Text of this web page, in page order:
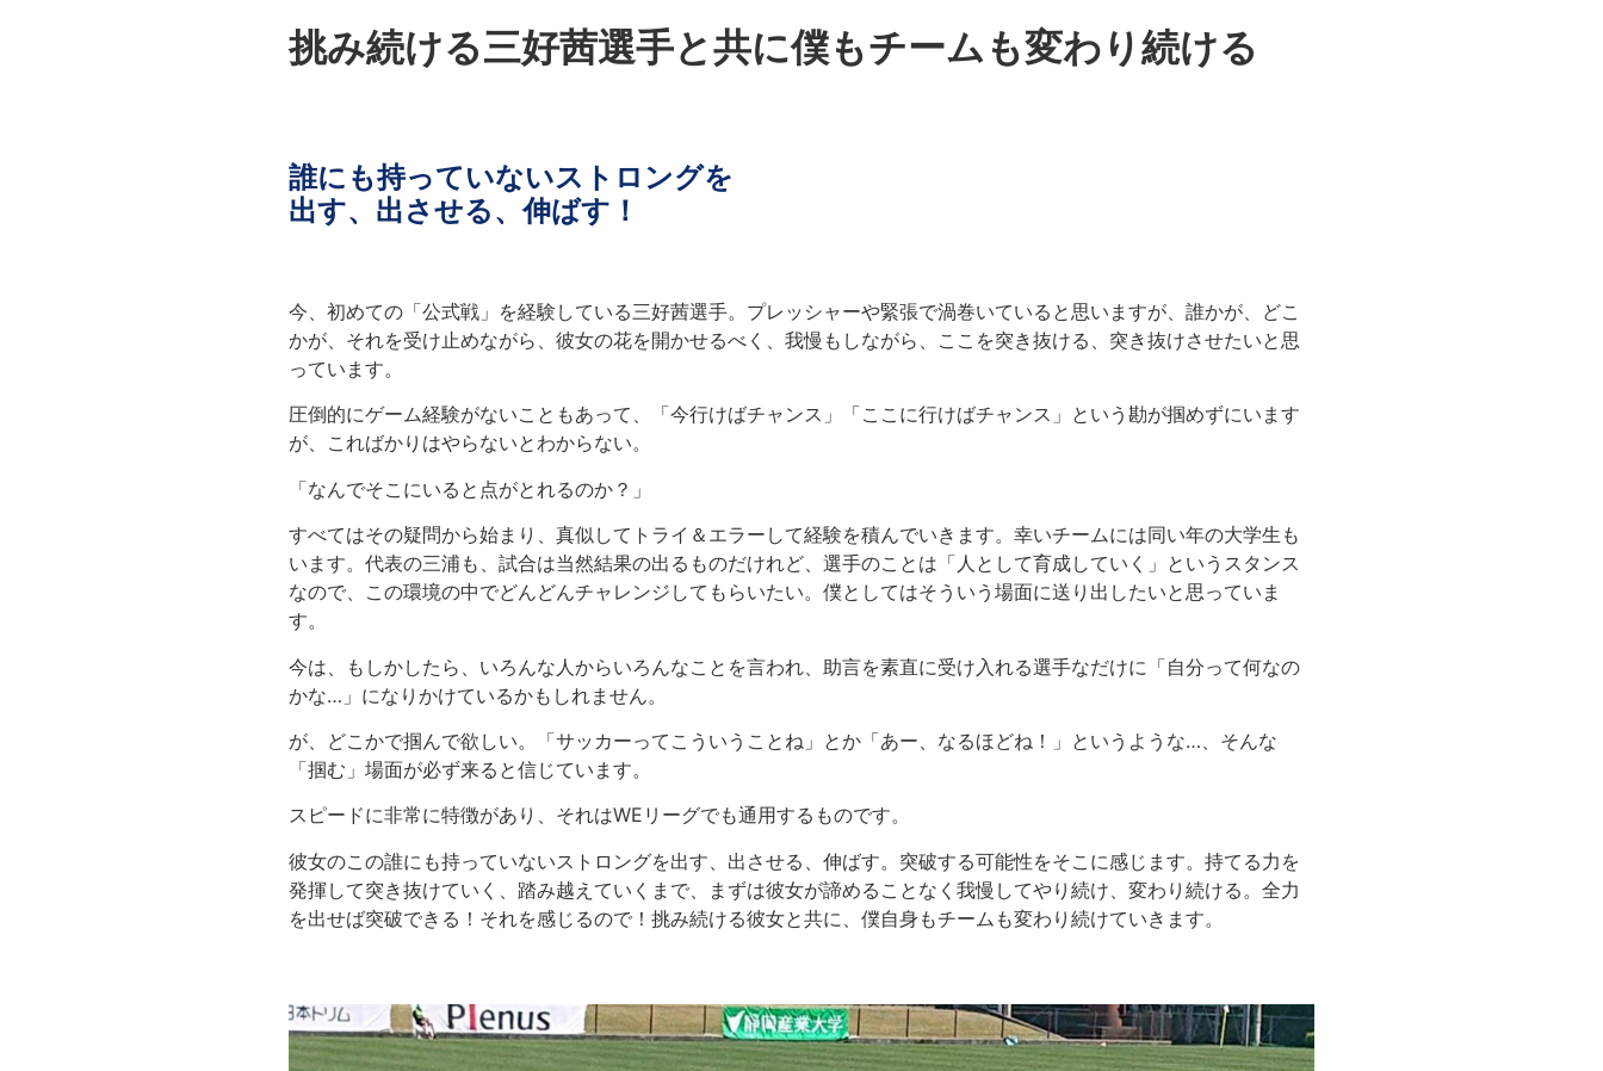
挑み続ける三好茜選手と共に僕もチームも変わり続ける
誰にも持っていないストロングを
出す、出させる、伸ばす！
今、初めての「公式戦」を経験している三好茜選手。プレッシャーや緊張で渦巻いていると思いますが、誰かが、どこ
かが、それを受け止めながら、彼女の花を開かせるべく、我慢もしながら、ここを突き抜ける、突き抜けさせたいと思
っています。
圧倒的にゲーム経験がないこともあって、「今行けばチャンス」「ここに行けばチャンス」という勘が掴めずにいます
が、こればかりはやらないとわからない。
「なんでそこにいると点がとれるのか？」
すべてはその疑問から始まり、真似してトライ＆エラーして経験を積んでいきます。幸いチームには同い年の大学生も
います。代表の三浦も、試合は当然結果の出るものだけれど、選手のことは「人として育成していく」というスタンス
なので、この環境の中でどんどんチャレンジしてもらいたい。僕としてはそういう場面に送り出したいと思っていま
す。
今は、もしかしたら、いろんな人からいろんなことを言われ、助言を素直に受け入れる選手なだけに「自分って何なの
かな…」になりかけているかもしれません。
が、どこかで掴んで欲しい。「サッカーってこういうことね」とか「あー、なるほどね！」というような…、そんな
「掴む」場面が必ず来ると信じています。
スピードに非常に特徴があり、それはWEリーグでも通用するものです。
彼女のこの誰にも持っていないストロングを出す、出させる、伸ばす。突破する可能性をそこに感じます。持てる力を
発揮して突き抜けていく、踏み越えていくまで、まずは彼女が諦めることなく我慢してやり続け、変わり続ける。全力
を出せば突破できる！それを感じるので！挑み続ける彼女と共に、僕自身もチームも変わり続けていきます。